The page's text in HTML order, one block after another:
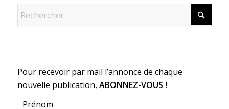
Pour recevoir par mail l’annonce de chaque
nouvelle publication, ABONNEZ-VOUS !
Prénom